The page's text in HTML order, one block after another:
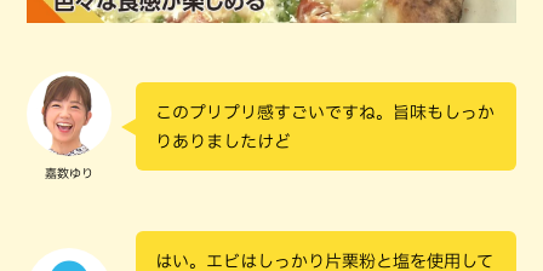
嘉数ゆり
このプリプリ感すごいですね。旨味もしっか
りありましたけど
はい。エビはしっかり片栗粉と塩を使用して